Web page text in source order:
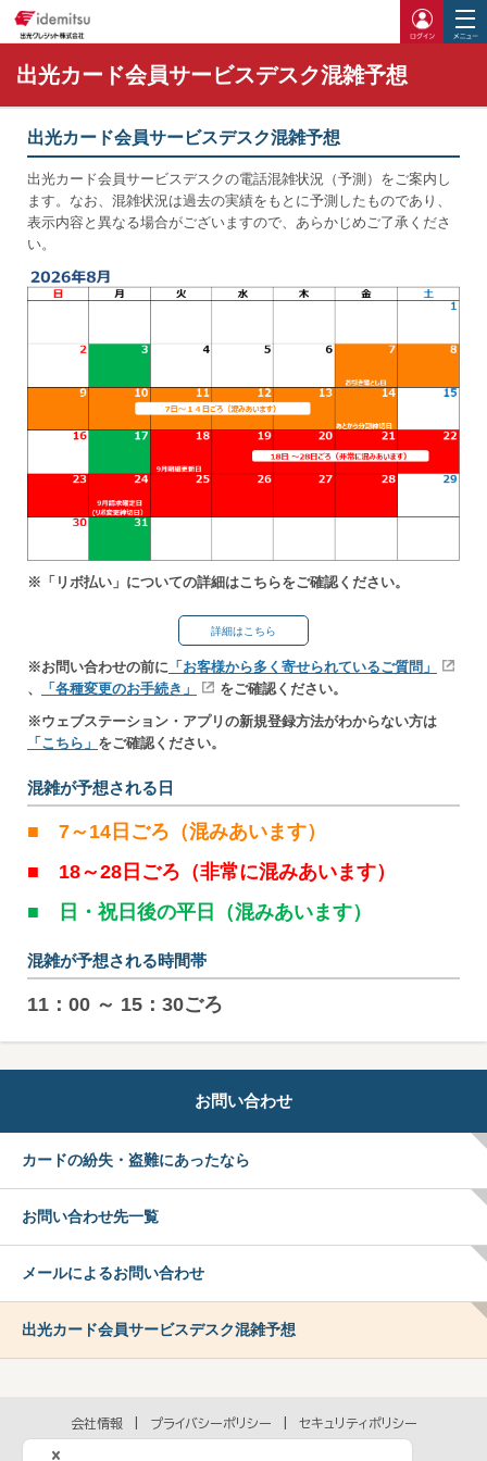
ログイ
出光カード会員サービスデスク混雑予想
出光カード会員サービスデスク混雑予想
出光カード会員サービスデスクの電話混雑状況（予測）をご案内し
ます。なお、混雑状況は過去の実績をもとに予測したものであり、
表示内容と異なる場合がございますので、あらかじめご了承くださ
い。
※「リボ払い」についての詳細はこちらをご確認ください。
詳細はこちら
※お問い合わせの前に 「お客様から多く寄せられているご質問」
、
「各種変更のお手続き」
をご確認ください。
※ウェブステーション・アプリの新規登録方法がわからない方は
「こちら」 をご確認ください。
混雑が予想される日
■ 7～14日ごろ（混みあいます）
■ 18～28日ごろ（非常に混みあいます）
■ 日・祝日後の平日（混みあいます）
混雑が予想される時間帯
11：00 ～ 15：30ごろ
お問い合わせ
カードの紛失・盗難にあったなら
お問い合わせ先一覧
メールによるお問い合わせ
出光カード会員サービスデスク混雑予想
会社情報 プライバシーポリシー
セキュリティポリシー